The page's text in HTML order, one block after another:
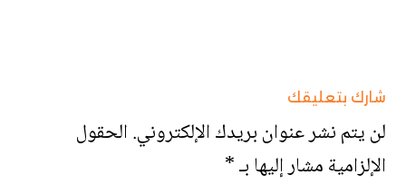
شارك بتعليقك
لن يتم نشر عنوان بريدك الإلكتروني.الحقول
الإلزامية مشار إليها بـ*